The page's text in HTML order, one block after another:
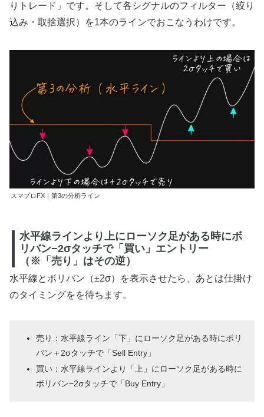
りトレード」です。そして各シグナルのフィルター（絞り
込み・取捨選択）を1本のラインでおこなうわけです。
スマプロFX｜第3の分析ライン
水平線ラインより上にローソク足がある時にボ
リバン−2σタッチで「買い」エントリー
（※「売り」はその逆）
水平線とボリバン（±2σ）を表示させたら、あとは仕掛け
のタイミングをを待ちます。
売り：水平線ライン「下」にローソク足がある時にボリ
バン＋2σタッチで「Sell Entry」
買い：水平線ラインより「上」にローソク足がある時に
ボリバン−2σタッチで「Buy Entry」